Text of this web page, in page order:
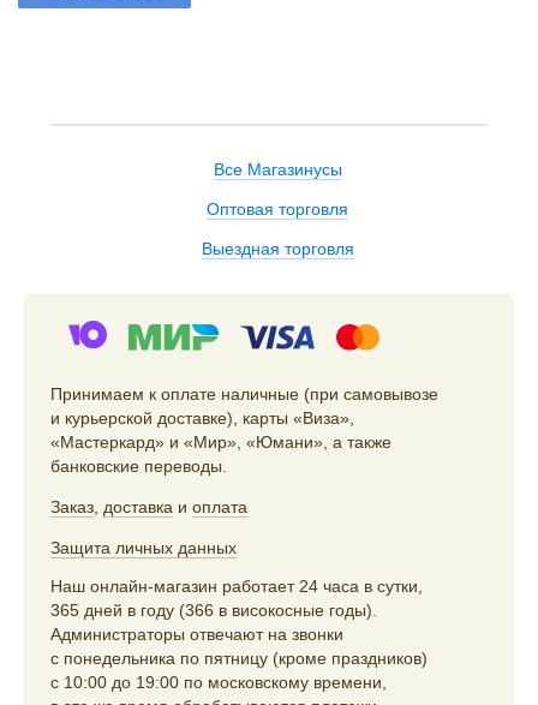
Все Магазинусы
Оптовая торговля
Выездная торговля
Принимаем к оплате наличные (при самовывозе
и курьерской доставке), карты «Виза»,
«Мастеркард» и «Мир», «Юмани», а также
банковские переводы.
Заказ доставка и оплата
Защита личных данных
Наш онлайн-магазин работает 24 часа в сутки,
365 дней в году (366 в високосные годы).
Администраторы отвечают на звонки
с понедельника по пятницу (кроме праздников)
с 10:00 до 19:00 по московскому времени,